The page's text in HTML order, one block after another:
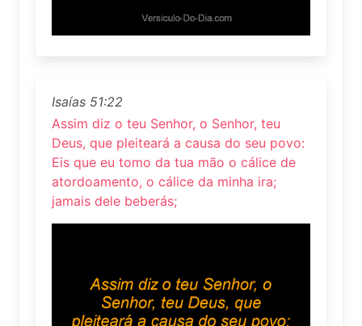
Isaías 51:22
Assim diz o teu Senhor, o Senhor, teu
Deus, que pleiteará a causa do seu povo:
Eis que eu tomo da tua mão o cálice de
atordoamento, o cálice da minha ira;
jamais dele beberás;